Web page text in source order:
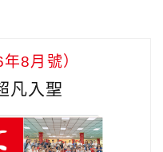
8月號）
凡入聖